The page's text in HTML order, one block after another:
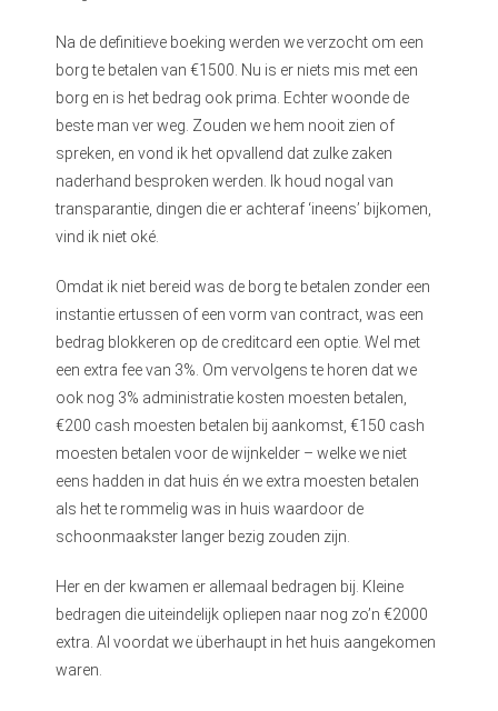
Na de definitieve boeking werden we verzocht om een
borg te betalen van €1500. Nu is er niets mis met een
borg en is het bedrag ook prima. Echter woonde de
beste man ver weg. Zouden we hem nooit zien of
spreken, en vond ik het opvallend dat zulke zaken
naderhand besproken werden. Ik houd nogal van
transparantie, dingen die er achteraf ‘ineens’ bijkomen,
vind ik niet oké.
Omdat ik niet bereid was de borg te betalen zonder een
instantie ertussen of een vorm van contract, was een
bedrag blokkeren op de creditcard een optie. Wel met
een extra fee van 3%. Om vervolgens te horen dat we
ook nog 3% administratie kosten moesten betalen,
€200 cash moesten betalen bij aankomst, €150 cash
moesten betalen voor de wijnkelder – welke we niet
eens hadden in dat huis én we extra moesten betalen
als het te rommelig was in huis waardoor de
schoonmaakster langer bezig zouden zijn.
Her en der kwamen er allemaal bedragen bij. Kleine
bedragen die uiteindelijk opliepen naar nog zo’n €2000
extra. Al voordat we überhaupt in het huis aangekomen
waren.